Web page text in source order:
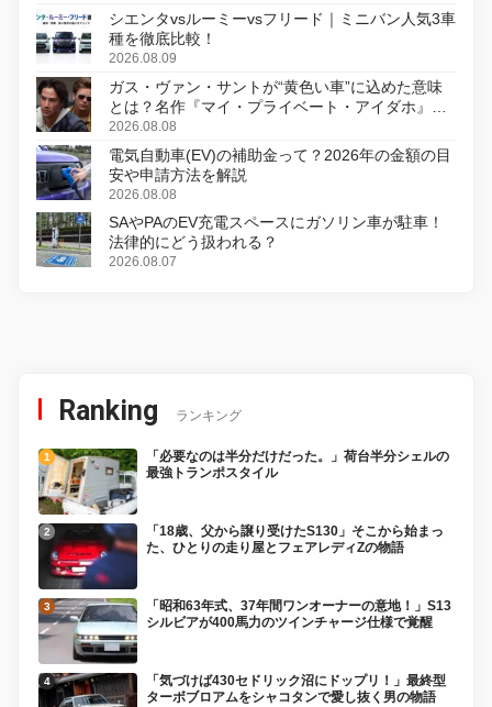
シエンタvsルーミーvsフリード｜ミニバン人気3車
種を徹底比較！
2026.08.09
ガス・ヴァン・サントが“黄色い車”に込めた意味
とは？名作『マイ・プライベート・アイダホ』が
初のデジタルリマスター版で復活
2026.08.08
電気自動車(EV)の補助金って？2026年の金額の目
安や申請方法を解説
2026.08.08
SAやPAのEV充電スペースにガソリン車が駐車！
法律的にどう扱われる？
2026.08.07
Ranking ランキング
「必要なのは半分だけだった。」荷台半分シェルの
最強トランポスタイル
「18歳、父から譲り受けたS130」そこから始まっ
た、ひとりの走り屋とフェアレディZの物語
「昭和63年式、37年間ワンオーナーの意地！」S13
シルビアが400馬力のツインチャージ仕様で覚醒
「気づけば430セドリック沼にドップリ！」最終型
ターボブロアムをシャコタンで愛し抜く男の物語